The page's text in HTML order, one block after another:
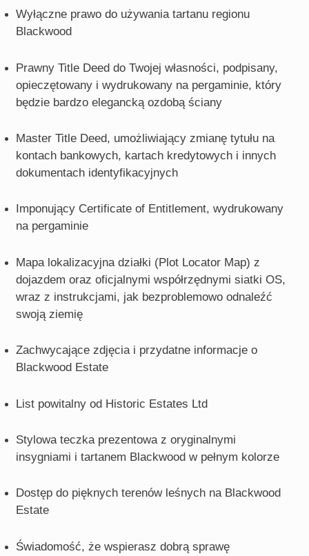
Wyłączne prawo do używania tartanu regionu
Blackwood
Prawny Title Deed do Twojej własności, podpisany,
opieczętowany i wydrukowany na pergaminie, który
będzie bardzo elegancką ozdobą ściany
Master Title Deed, umożliwiający zmianę tytułu na
kontach bankowych, kartach kredytowych i innych
dokumentach identyfikacyjnych
Imponujący Certificate of Entitlement, wydrukowany
na pergaminie
Mapa lokalizacyjna działki (Plot Locator Map) z
dojazdem oraz oficjalnymi współrzędnymi siatki OS,
wraz z instrukcjami, jak bezproblemowo odnaleźć
swoją ziemię
Zachwycające zdjęcia i przydatne informacje o
Blackwood Estate
List powitalny od Historic Estates Ltd
Stylowa teczka prezentowa z oryginalnymi
insygniami i tartanem Blackwood w pełnym kolorze
Dostęp do pięknych terenów leśnych na Blackwood
Estate
Świadomość, że wspierasz dobrą sprawę